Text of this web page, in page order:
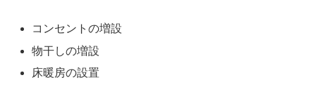
コンセントの増設
物干しの増設
床暖房の設置